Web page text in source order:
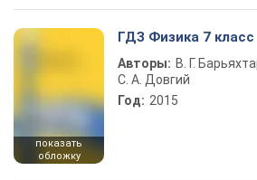
показать
обложку
ГДЗ Физика 7 класс
Авторы: В. Г.
С. А. Довгий
Год: 2015